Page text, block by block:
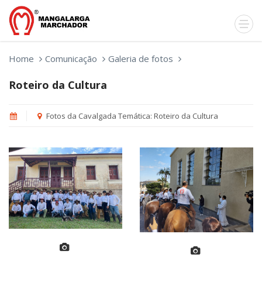
Home Comunicação Galeria de fotos
Roteiro da Cultura
Fotos da Cavalgada Temática: Roteiro da Cultura